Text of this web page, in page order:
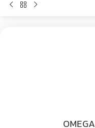
ساعت امگا سیمستر اتومات OMEGA